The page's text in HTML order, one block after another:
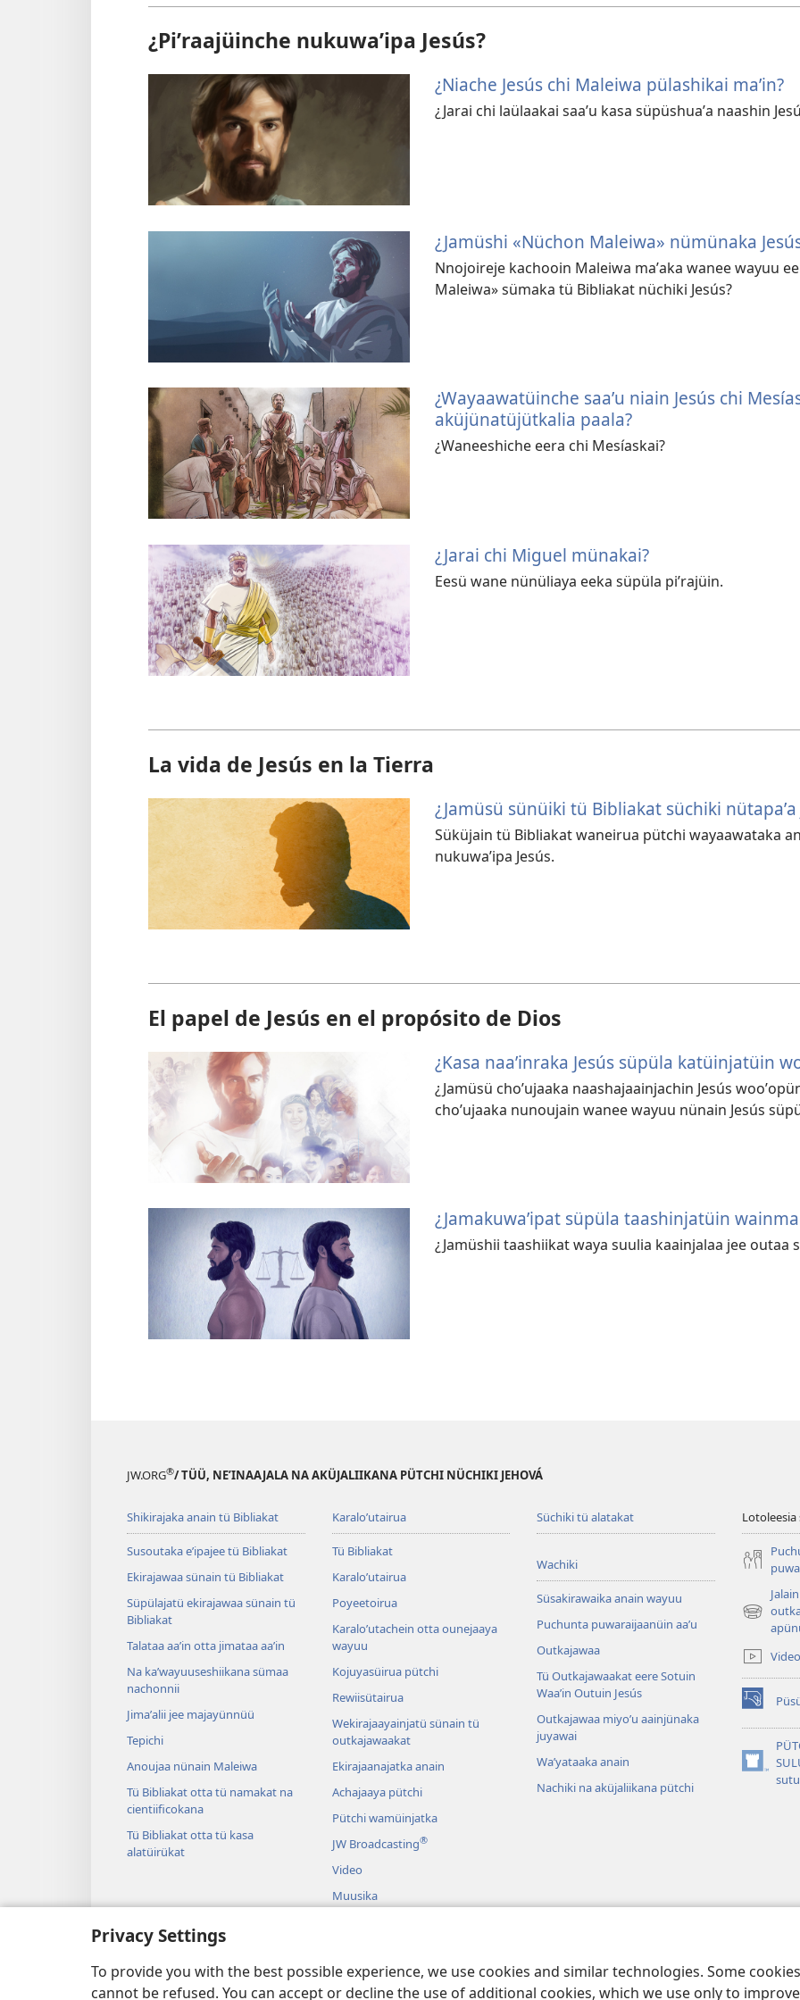
Privacy Settings
To provide you with the best possible experience, we use cookies and similar technologies. Some
cannot be refused. You can accept or decline the use of additional cookies, which we use only to
¿Piʼraajüinche nukuwaʼipa Jesús?
¿Niache Jesús chi Maleiwa pülashikai maʼin?
¿Jarai chi laülaakai saaʼu kasa süpüshuaʼa naashin
¿Jamüshi «Nüchon Maleiwa» nümünaka
Nnojoireje kachooin Maleiwa maʼaka wanee wayuu
Maleiwa» sümaka tü Bibliakat nüchiki Jesús?
¿Wayaawatüinche saaʼu niain Jesús chi
aküjünatüjütkalia paala?
¿Waneeshiche eera chi Mesíaskai?
¿Jarai chi Miguel münakai?
Eesü wane nünüliaya eeka süpüla piʼrajüin.
La vida de Jesús en la Tierra
¿Jamüsü sünüiki tü Bibliakat süchiki nütapaʼa
Süküjain tü Bibliakat waneirua pütchi wayaawataka
nukuwaʼipa Jesús.
El papel de Jesús en el propósito de Dios
¿Kasa naaʼinraka Jesús süpüla katüinjatüin
¿Jamüsü choʼujaaka naashajaainjachin Jesús
choʼujaaka nunoujain wanee wayuu nünain Jesús
¿Jamakuwaʼipat süpüla taashinjatüin
¿Jamüshii taashiikat waya suulia kaainjalaa jee outaa
JW.ORG®/ TÜÜ, NEʼINAAJALA NA AKÜJALIIKANA PÜTCHI NÜCHIKI JEHOVÁ
Shikirajaka anain tü Bibliakat
Susoutaka eʼipajee tü Bibliakat
Ekirajawaa sünain tü Bibliakat
Süpülajatü ekirajawaa sünain tü
Bibliakat
Talataa aaʼin otta jimataa aaʼin
Na kaʼwayuuseshiikana sümaa
nachonnii
Jimaʼalii jee majayünnüü
Tepichi
Anoujaa nünain Maleiwa
Tü Bibliakat otta tü namakat na
cientiificokana
Tü Bibliakat otta tü kasa
alatüirükat
Karaloʼutairua
Tü Bibliakat
Karaloʼutairua
Poyeetoirua
Karaloʼutachein otta ounejaaya
wayuu
Kojuyasüirua pütchi
Rewiisütairua
Wekirajaayainjatü sünain tü
outkajawaakat
Ekirajaanajatka anain
Achajaaya pütchi
Pütchi wamüinjatka
JW Broadcasting®
Video
Muusika
Bibliakat
Süchiki tü alatakat
Wachiki
Süsakirawaika anain wayuu
Puchunta puwaraijaanüin aaʼu
Outkajawaa
Tü Outkajawaakat eere Sotuin
Waaʼin Outuin Jesús
Outkajawaa miyo’u aainjünaka
juyawai
Waʼyataaka anain
Nachiki na aküjaliikana pütchi
(abre
nuevaVideo
(abre
una
ventana)
(abre